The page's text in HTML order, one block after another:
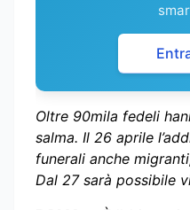
Oltre 90mila fedeli
salma. Il 26 aprile
funerali anche
Dal 27 sarà possibile